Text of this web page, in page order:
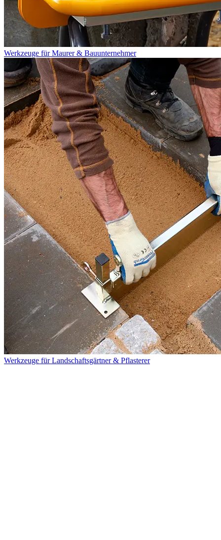
Werkzeuge für Maurer & Bauunternehmer
Werkzeuge für Landschaftsgärtner & Pflasterer